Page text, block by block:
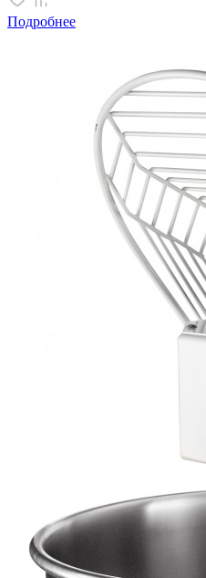
Подробнее